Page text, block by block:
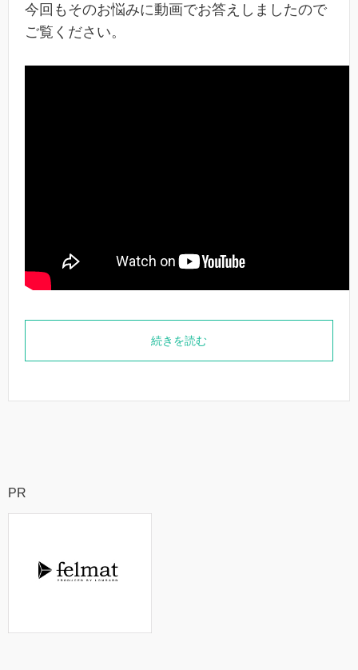
今回もそのお悩みに動画でお答えしましたので
ご覧ください。
続きを読む
PR